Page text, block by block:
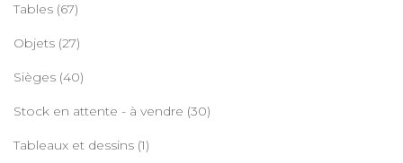
Tables (67)
Objets (27)
Sièges (40)
Stock en attente - à vendre (30)
Tableaux et dessins (1)